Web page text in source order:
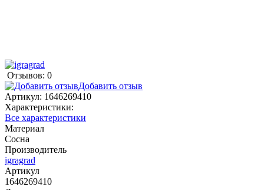
Отзывов: 0
Добавить отзыв
Артикул: 1646269410
Характеристики:
Все характеристики
Материал
Сосна
Производитель
igragrad
Артикул
1646269410